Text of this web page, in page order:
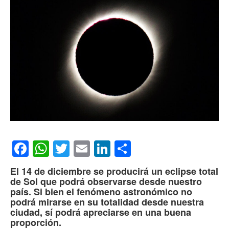
Facebook
WhatsApp
Twitter
EmailLinkedIn
El 14 de diciembre se producirá un eclipse total
de Sol que podrá observarse desde nuestro
país. Si bien el fenómeno astronómico no
podrá mirarse en su totalidad desde nuestra
ciudad, sí podrá apreciarse en una buena
proporción.